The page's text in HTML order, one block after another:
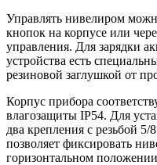
Управлять нивелиром
кнопок на корпусе или
управления. Для зарядки
устройства есть
резиновой заглушкой от
Корпус прибора
влагозащиты IP54. Для
два крепления с резьбой
позволяет фиксировать
горизонтальном